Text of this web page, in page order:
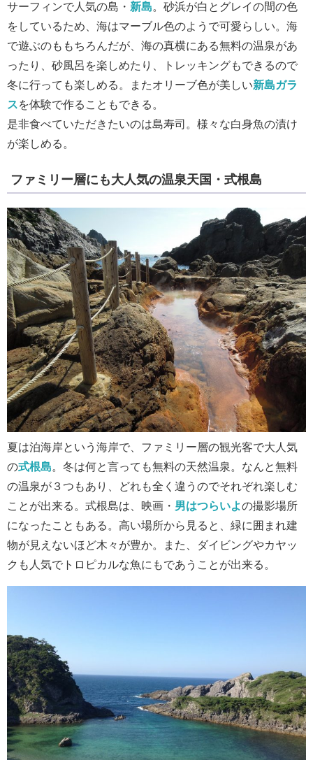
サーフィンで人気の島・ 新島。砂浜が白とグレイの間の色
をしているため、海はマーブル色のようで可愛らしい。海
で遊ぶのももちろんだが、海の真横にある無料の温泉があ
ったり、砂風呂を楽しめたり、トレッキングもできるので
冬に行っても楽しめる。またオリーブ色が美しい新島ガラ
スを体験で作ることもできる。
是非食べていただきたいのは島寿司。様々な白身魚の漬け
が楽しめる。
ファミリー層にも大人気の温泉天国・式根島
夏は泊海岸という海岸で、ファミリー層の観光客で大人気
の式根島。冬は何と言っても無料の天然温泉。なんと無料
の温泉が３つもあり、どれも全く違うのでそれぞれ楽しむ
ことが出来る。式根島は、映画・ 男はつらいよの撮影場所
になったこともある。高い場所から見ると、緑に囲まれ建
物が見えないほど木々が豊か。また、ダイビングやカヤッ
クも人気でトロピカルな魚にもであうことが出来る。